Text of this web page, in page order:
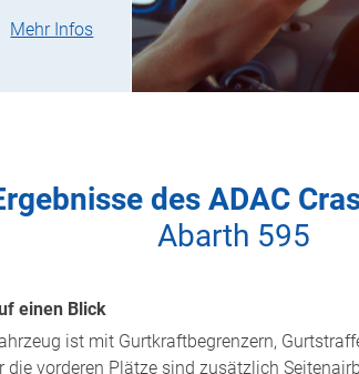
Mehr Infos
des ADAC
Abarth 595
einen Blick
ist mit Gurtkraftbegrenzern,
die vorderen Plätze sind zusätzlich